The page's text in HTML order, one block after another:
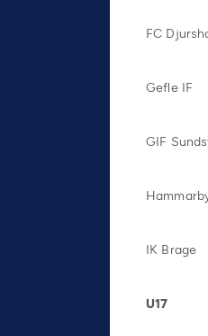
FC
Gefle IF
GIF
IK Brage
U17